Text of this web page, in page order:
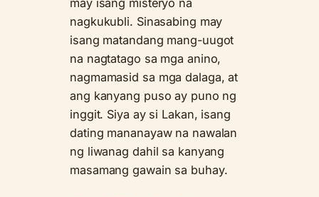
may isang misteryo na
nagkukubli. Sinasabing may
isang matandang mang-uugot
na nagtatago sa mga anino,
nagmamasid sa mga dalaga, at
ang kanyang puso ay puno ng
inggit. Siya ay si Lakan, isang
dating mananayaw na nawalan
ng liwanag dahil sa kanyang
masamang gawain sa buhay.